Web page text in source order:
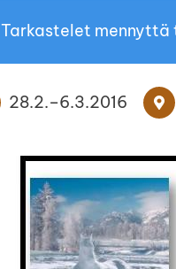
Tarkastelet
28.2.–6.3.2016